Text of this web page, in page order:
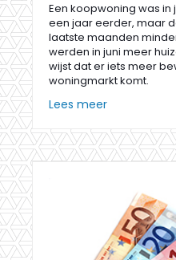
Een koopwoning was
een jaar eerder, maar
laatste maanden
werden in juni meer
wijst dat er iets meer
woningmarkt komt.
Lees meer